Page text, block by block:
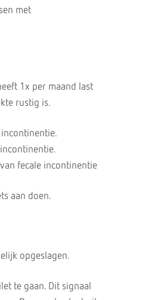
met
1x per maand last
rustig is.
fecale incontinentie
aan doen.
opgeslagen.
te gaan. Dit signaal